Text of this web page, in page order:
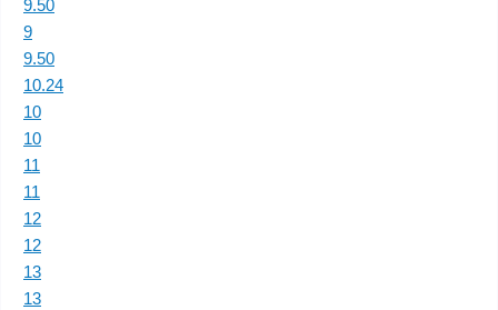
9.50
9
9.50
10.24
10
10
11
11
12
12
13
13